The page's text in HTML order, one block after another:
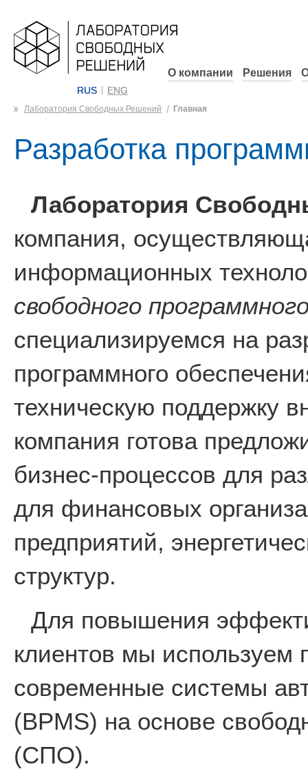
RUS ENG
О компании Решения
Лаборатория Свободных Решений Главная
Разработка
Лаборатория
компания,
информационных
свободного
специализируемся на
программного
техническую поддержку
компания готова
бизнес-процессов для
для финансовых
предприятий,
структур.
Для повышения
клиентов мы используем
современные системы
(BPMS) на основе
(СПО).